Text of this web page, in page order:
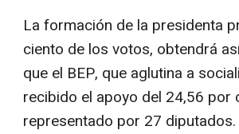
La formación de la presidenta
ciento de los votos, obtendrá
que el BEP, que aglutina a
recibido el apoyo del 24,56
representado por 27 diputados.